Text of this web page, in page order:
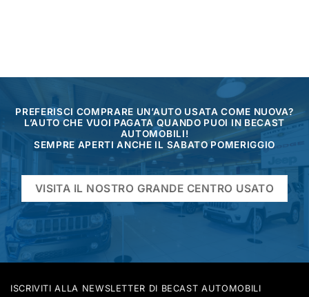
PREFERISCI COMPRARE UN’AUTO USATA COME NUOVA?
L’AUTO CHE VUOI PAGATA QUANDO PUOI IN BECAST
AUTOMOBILI!
SEMPRE APERTI ANCHE IL SABATO POMERIGGIO
VISITA IL NOSTRO GRANDE CENTRO USATO
ISCRIVITI ALLA NEWSLETTER DI BECAST AUTOMOBILI